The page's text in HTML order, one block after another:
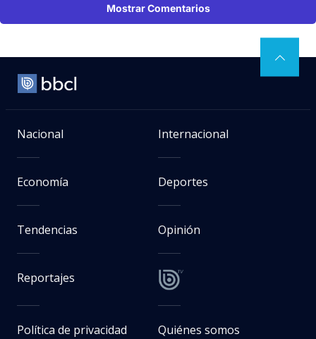
Mostrar Comentarios
Nacional Internacional
Economía Deportes
Tendencias Opinión
Reportajes
Política de privacidad Quiénes somos